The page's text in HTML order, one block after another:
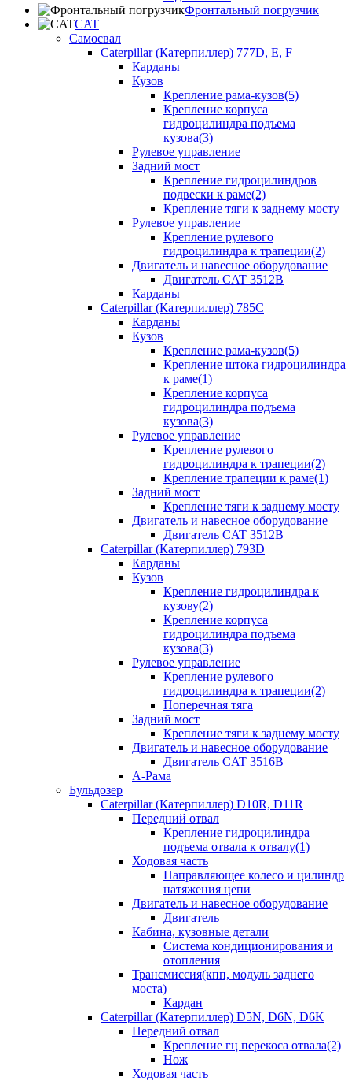
Фронтальный погрузчик
CAT
Самосвал
Caterpillar (Катерпиллер) 777D, E, F
Карданы
Кузов
Крепление рама-кузов(5)
Крепление корпуса
гидроцилиндра подъема
кузова(3)
Рулевое управление
Задний мост
Крепление гидроцилиндров
подвески к раме(2)
Крепление тяги к заднему мосту
Рулевое управление
Крепление рулевого
гидроцилиндра к трапеции(2)
Двигатель и навесное оборудование
Двигатель CAT 3512B
Карданы
Caterpillar (Катерпиллер) 785C
Карданы
Кузов
Крепление рама-кузов(5)
Крепление штока гидроцилиндра
к раме(1)
Крепление корпуса
гидроцилиндра подъема
кузова(3)
Рулевое управление
Крепление рулевого
гидроцилиндра к трапеции(2)
Крепление трапеции к раме(1)
Задний мост
Крепление тяги к заднему мосту
Двигатель и навесное оборудование
Двигатель CAT 3512B
Caterpillar (Катерпиллер) 793D
Карданы
Кузов
Крепление гидроцилиндра к
кузову(2)
Крепление корпуса
гидроцилиндра подъема
кузова(3)
Рулевое управление
Крепление рулевого
гидроцилиндра к трапеции(2)
Поперечная тяга
Задний мост
Крепление тяги к заднему мосту
Двигатель и навесное оборудование
Двигатель CAT 3516B
А-Рама
Бульдозер
Caterpillar (Катерпиллер) D10R, D11R
Передний отвал
Крепление гидроцилиндра
подъема отвала к отвалу(1)
Ходовая часть
Направляющее колесо и цилиндр
натяжения цепи
Двигатель и навесное оборудование
Двигатель
Кабина, кузовные детали
Система кондиционирования и
отопления
Трансмиссия(кпп, модуль заднего
моста)
Кардан
Caterpillar (Катерпиллер) D5N, D6N, D6K
Передний отвал
Крепление гц перекоса отвала(2)
Нож
Ходовая часть